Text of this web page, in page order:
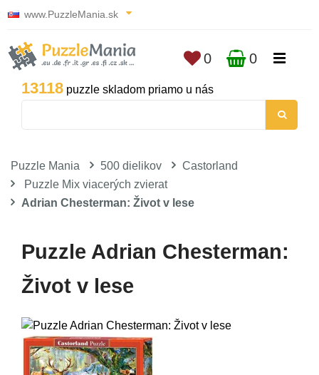
www.PuzzleMania.sk
13118 puzzle skladom priamo u nás
0 0
Puzzle Mania 500 dielikov
Castorland
Puzzle Mix viacerých zvierat
Adrian Chesterman: Život v lese
Puzzle Adrian Chesterman:
Život v lese